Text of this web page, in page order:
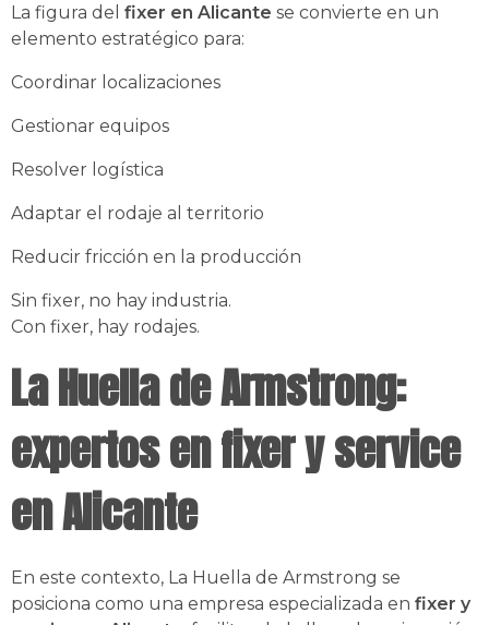
La figura del fixer en Alicante se convierte en un
elemento estratégico para:
Coordinar localizaciones
Gestionar equipos
Resolver logística
Adaptar el rodaje al territorio
Reducir fricción en la producción
Sin fixer, no hay industria.
Con fixer, hay rodajes.
La Huella de Armstrong:
expertos en fixer y service
en Alicante
En este contexto, La Huella de Armstrong se
posiciona como una empresa especializada en fixer y